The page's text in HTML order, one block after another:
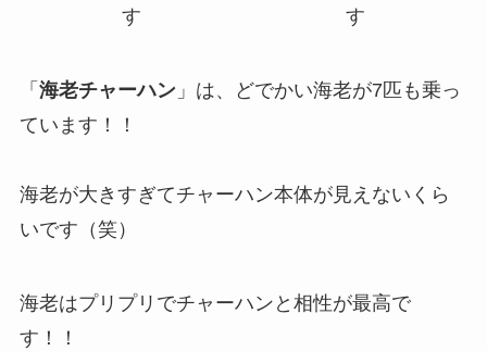
「 海老チャーハン」は、どでかい海老が7匹も乗っ
ています！！
海老が大きすぎてチャーハン本体が見えないくら
いです（笑）
海老はプリプリでチャーハンと相性が最高で
す！！